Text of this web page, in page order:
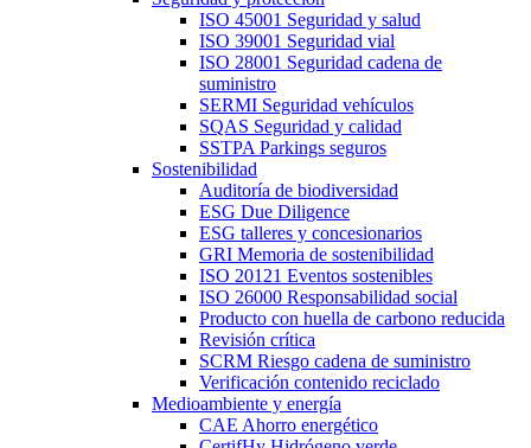
ISO 45001 Seguridad y salud
ISO 39001 Seguridad vial
ISO 28001 Seguridad cadena de
suministro
SERMI Seguridad vehículos
SQAS Seguridad y calidad
SSTPA Parkings seguros
Sostenibilidad
Auditoría de biodiversidad
ESG Due Diligence
ESG talleres y concesionarios
GRI Memoria de sostenibilidad
ISO 20121 Eventos sostenibles
ISO 26000 Responsabilidad social
Producto con huella de carbono reducida
Revisión crítica
SCRM Riesgo cadena de suministro
Verificación contenido reciclado
Medioambiente y energía
CAE Ahorro energético